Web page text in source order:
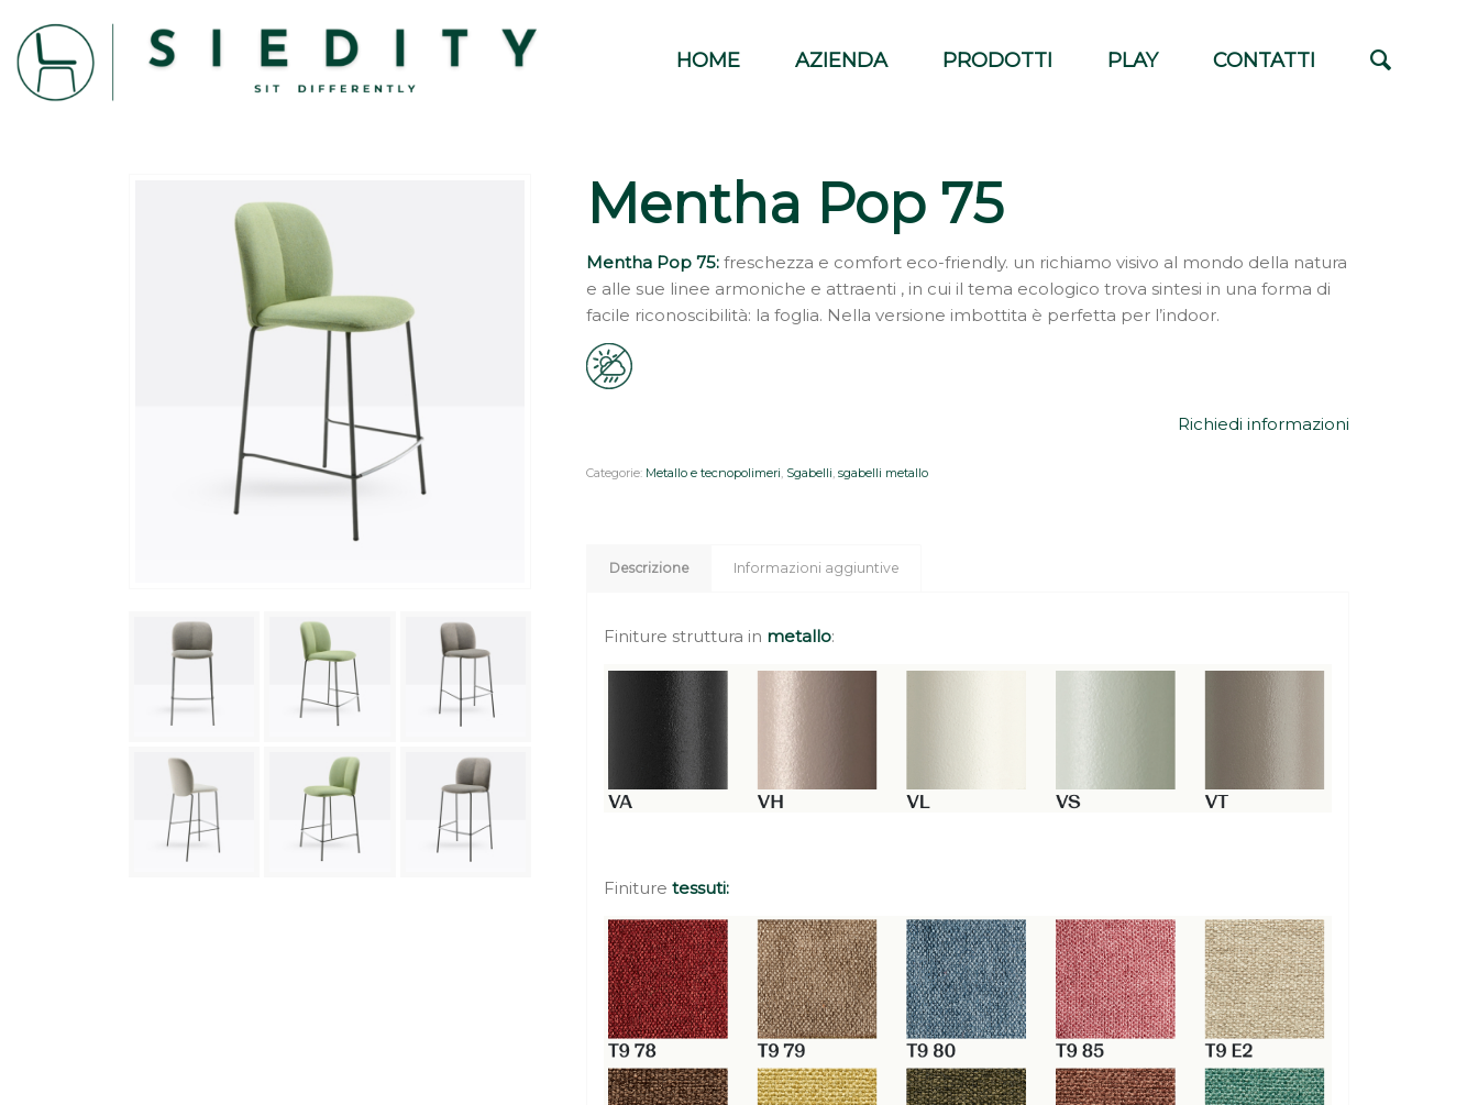
HOME AZIENDA PRODOTTI PLAY CONTATTI
Mentha Pop 75
Mentha Pop 75: freschezza e comfort eco-friendly. un richiamo visivo al mondo della natura
e alle sue linee armoniche e attraenti , in cui il tema ecologico trova sintesi in una forma di
facile riconoscibilità: la foglia. Nella versione imbottita è perfetta per l’indoor.
Richiedi informazioni
Categorie: Metallo e tecnopolimeri, Sgabelli,sgabelli metallo
Descrizione Informazioni aggiuntive
Finiture struttura in metallo:
Finiture tessuti: